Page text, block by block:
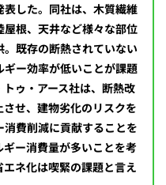
した。同社は、木質繊維
根、天井など様々な部位
既存の断熱されていない
ー効率が低いことが課題
ゥ・アース社は、断熱改
せ、建物劣化のリスクを
費削減に貢献することを
ー消費量が多いことを考
ネ化は喫緊の課題と言え